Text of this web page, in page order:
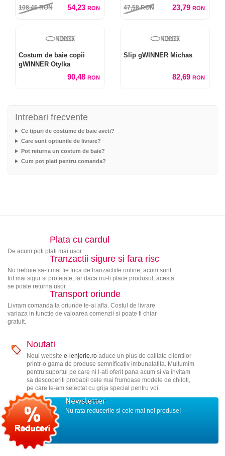
108,45RON 54,23 RON 47,58RON 23,79 RON
Costum de baie copii
gWINNER Otylka
90,48 RON
Slip gWINNER Michas
82,69 RON
Intrebari frecvente
Ce tipuri de costume de baie aveti?
Care sunt optiunile de livrare?
Pot returna un costum de baie?
Cum pot plati pentru comanda?
Plata cu cardul
De acum poti plati mai usor
Tranzactii sigure si fara risc
Nu trebuie sa-ti mai fie frica de tranzactiile online, acum sunt
tot mai sigur si protejate, iar daca nu-ti place produsul, acesta
se poate returna usor.
Transport oriunde
Livram comanda ta oriunde te-ai afla. Costul de livrare
variaza in functie de valoarea comenzii si poate fi chiar
gratuit.
Noutati
Noul website e-lenjerie.roaduce un plus de calitate clientilor
printr-o gama de produse semnificativ imbunatatita. Multumim
pentru suportul pe care ni l-ati oferit pana acum si va invitam
sa descoperiti probabil cele mai frumoase modele de chiloti,
pe care le-am selectat cu grija special pentru voi.
Newsletter
Nu rata reducerile si cele mai noi produse!